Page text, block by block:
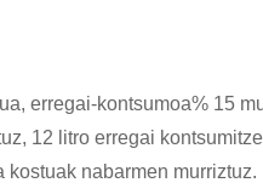
erregai-kontsumoa% 15
12 litro erregai
nabarmen murriztuz.